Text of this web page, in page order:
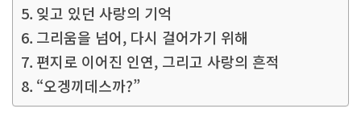
잊고 있던 사랑의 기억
그리움을 넘어, 다시 걸어가기 위해
편지로 이어진 인연, 그리고 사랑의 흔적
“오겡끼데스까?”